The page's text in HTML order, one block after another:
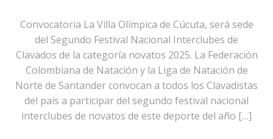
Convocatoria La Villa Olímpica de Cúcuta, será sede
del Segundo Festival Nacional Interclubes de
Clavados de la categoría novatos 2025. La Federación
Colombiana de Natación y la Liga de Natación de
Norte de Santander convocan a todos los Clavadistas
del país a participar del segundo festival nacional
interclubes de novatos de este deporte del año […]